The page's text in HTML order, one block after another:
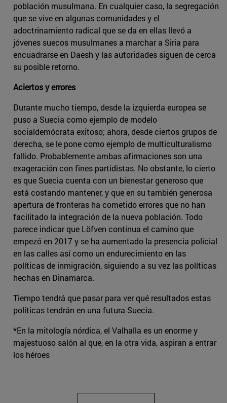
población musulmana. En cualquier caso, la segregación
que se vive en algunas comunidades y el
adoctrinamiento radical que se da en ellas llevó a
jóvenes suecos musulmanes a marchar a Siria para
encuadrarse en Daesh y las autoridades siguen de cerca
su posible retorno.
Aciertos y errores
Durante mucho tiempo, desde la izquierda europea se
puso a Suecia como ejemplo de modelo
socialdemócrata exitoso; ahora, desde ciertos grupos de
derecha, se le pone como ejemplo de multiculturalismo
fallido. Probablemente ambas afirmaciones son una
exageración con fines partidistas. No obstante, lo cierto
es que Suecia cuenta con un bienestar generoso que
está costando mantener, y que en su también generosa
apertura de fronteras ha cometido errores que no han
facilitado la integración de la nueva población. Todo
parece indicar que Löfven continua el camino que
empezó en 2017 y se ha aumentado la presencia policial
en las calles así como un endurecimiento en las
políticas de inmigración, siguiendo a su vez las políticas
hechas en Dinamarca.
Tiempo tendrá que pasar para ver qué resultados estas
políticas tendrán en una futura Suecia.
*En la mitología nórdica, el Valhalla es un enorme y
majestuoso salón al que, en la otra vida, aspiran a entrar
los héroes